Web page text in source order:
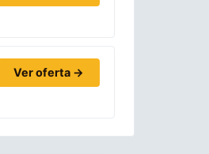
Ver oferta →